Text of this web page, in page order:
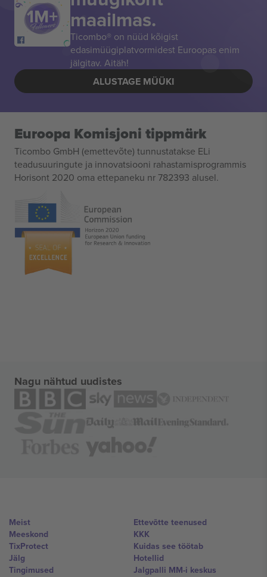
maailmas.
Ticombo® on nüüd kõigist
edasimüügiplatvormidest Euroopas enim
jälgitav. Aitäh!
ALUSTAGE MÜÜKI
Euroopa Komisjoni tippmärk
Ticombo GmbH (emettevõte) tunnustatakse ELi
teadusuuringute ja innovatsiooni rahastamisprogrammis
Horisont 2020 oma ettepaneku nr 782393 alusel.
Nagu nähtud uudistes
Meist
Meeskond
TixProtect
Jälg
Tingimused
Ettevõtte teenused
KKK
Kuidas see töötab
Hotellid
Jalgpalli MM-i keskus